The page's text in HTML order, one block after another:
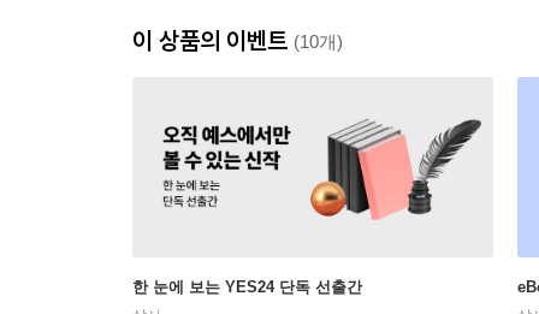
이 상품의 이벤트 (10개)
한 눈에 보는 YES24 단독 선출간